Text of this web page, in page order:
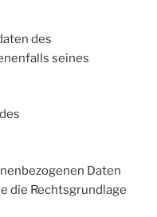
des
seines
Daten
die Rechtsgrundlage